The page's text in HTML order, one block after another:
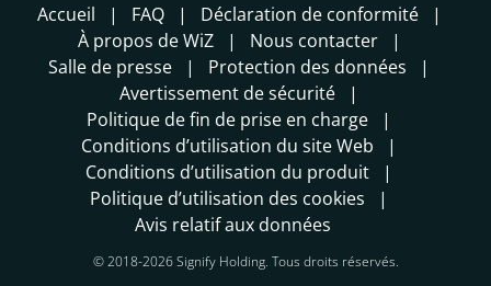
Accueil FAQ
Déclaration de conformité
À propos de WiZ
Nous contacter
Salle de presse
Protection des données
Avertissement de sécurité
Politique de fin de prise en charge
Conditions d’utilisation du site Web
Conditions d’utilisation du produit
Politique d’utilisation des cookies
Avis relatif aux données
© 2018-2026 Signify Holding. Tous droits réservés.